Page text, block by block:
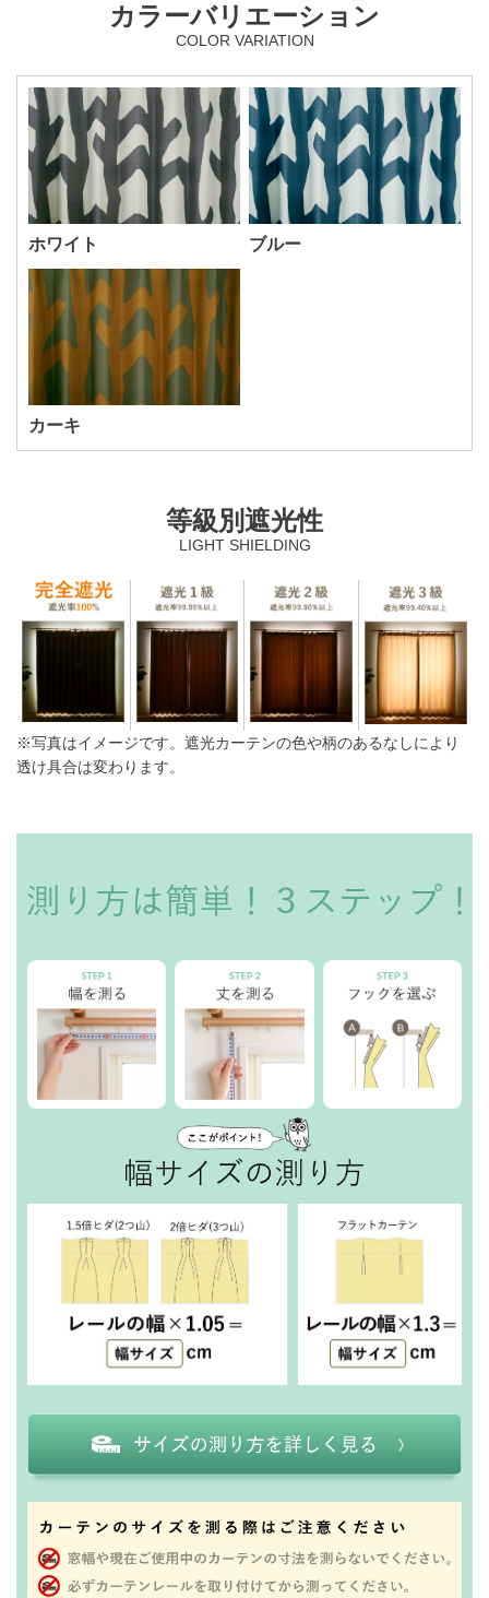
カラーバリエーション
COLOR VARIATION
ホワイト ブルー
カーキ
等級別遮光性
LIGHT SHIELDING
※写真はイメージです。遮光カーテンの色や柄のあるなしにより
透け具合は変わります。